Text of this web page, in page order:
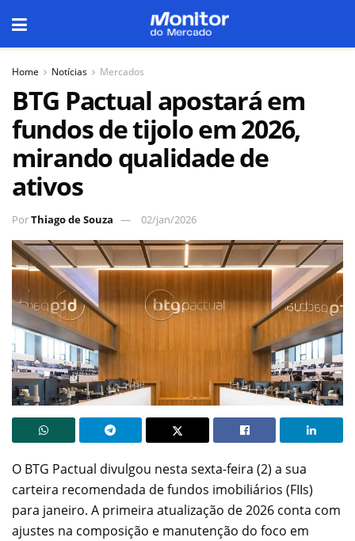
Home Notícias Mercados
BTG Pactual apostará em
fundos de tijolo em 2026,
mirando qualidade de
ativos
PorThiago de Souza 02/jan/2026
O BTG Pactual divulgou nesta sexta-feira (2) a sua
carteira recomendada de fundos imobiliários (FIIs)
para janeiro. A primeira atualização de 2026 conta com
ajustes na composição e manutenção do foco em